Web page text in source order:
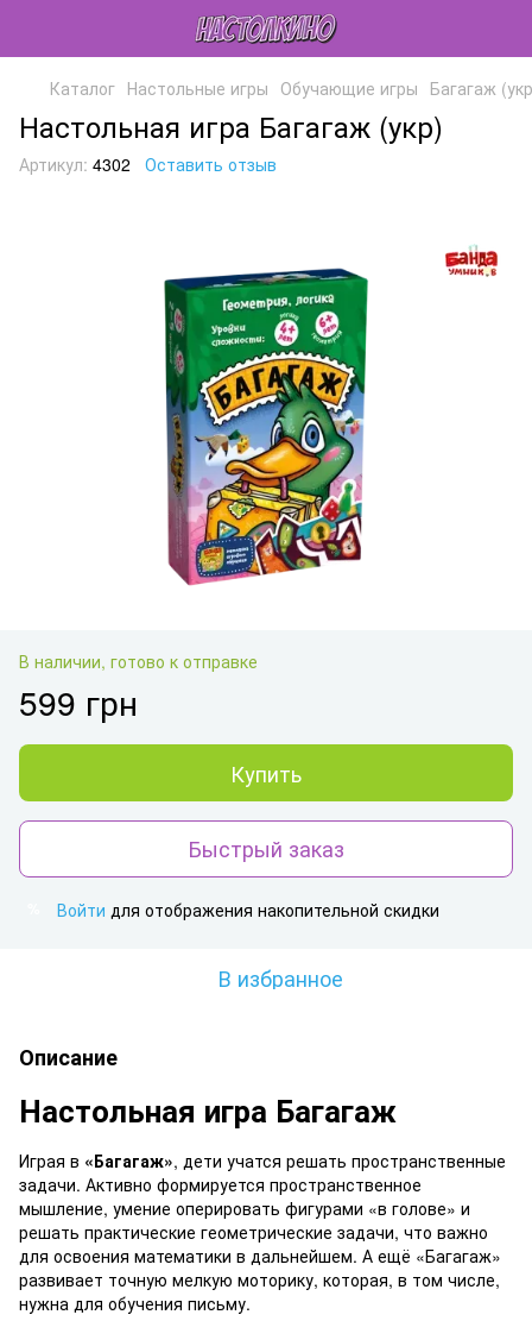
Каталог Настольные игры Обучающие игры Багагаж
Настольная игра Багагаж (укр)
Артикул: 4302 Оставить отзыв
В наличии, готово к отправке
599 грн
Купить
Быстрый заказ
Войти для отображения накопительной скидки
В избранное
Описание
Настольная игра Багагаж
Играя в «Багагаж», дети учатся решать пространственные
задачи. Активно формируется пространственное
мышление, умение оперировать фигурами «в голове» и
решать практические геометрические задачи, что важно
для освоения математики в дальнейшем. А ещё «Багагаж»
развивает точную мелкую моторику, которая, в том числе,
нужна для обучения письму.